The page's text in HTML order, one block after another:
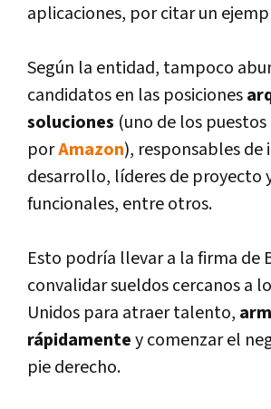
aplicaciones, por citar un
Según la entidad, tampoco
candidatos en las posiciones
soluciones (uno de los
porAmazon), responsables de
desarrollo, lí­deres de proyecto
funcionales, entre otros.
Esto podrí­a llevar a la firma de
convalidar sueldos cercanos a
Unidos para atraer talento,
rápidamentey comenzar el
pie derecho.